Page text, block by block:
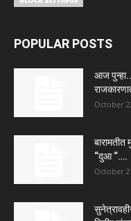
POPULAR POSTS
आज
October
बारामतीत
“दुआ “….
October